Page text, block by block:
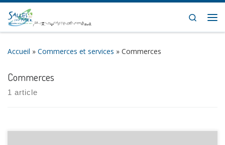
Skip to content
Search
Accueil » Commerces et services » Commerces
Commerces
1 article